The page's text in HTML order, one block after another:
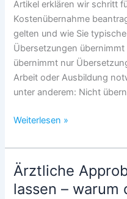
Artikel erklären wir schritt
Kostenübernahme
gelten und wie Sie
Übersetzungen
übernimmt nur
Arbeit oder Ausbildung
unter anderem: Nicht
Wie
die
Kostenübernahme
für
Übersetzungen
Weiterlesen »
Ärztliche
lassen –